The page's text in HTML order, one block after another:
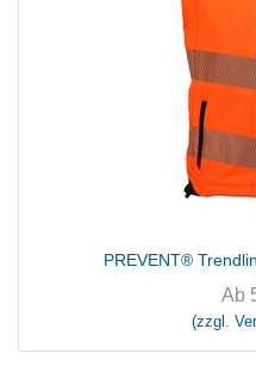
PREVENT®
Ab
(zzgl.